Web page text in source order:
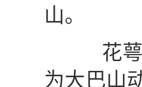
山。
花萼
为大巴山